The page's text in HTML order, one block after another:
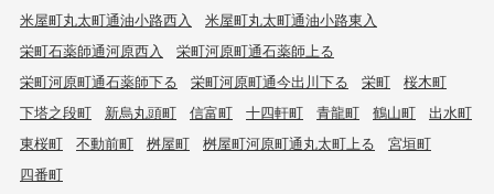
米屋町丸太町通油小路西入
米屋町丸太町通油小路東入
栄町石薬師通河原西入
栄町河原町通石薬師上る
栄町河原町通石薬師下る
栄町河原町通今出川下る 栄町
桜木町
下塔之段町
新烏丸頭町 信富町 十四軒町 青龍町 鶴山町
出水町
東桜町
不動前町 桝屋町 桝屋町河原町通丸太町上る
宮垣町
四番町